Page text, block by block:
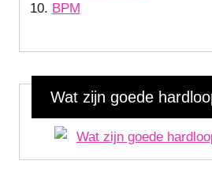
BPM
Wat zijn goede